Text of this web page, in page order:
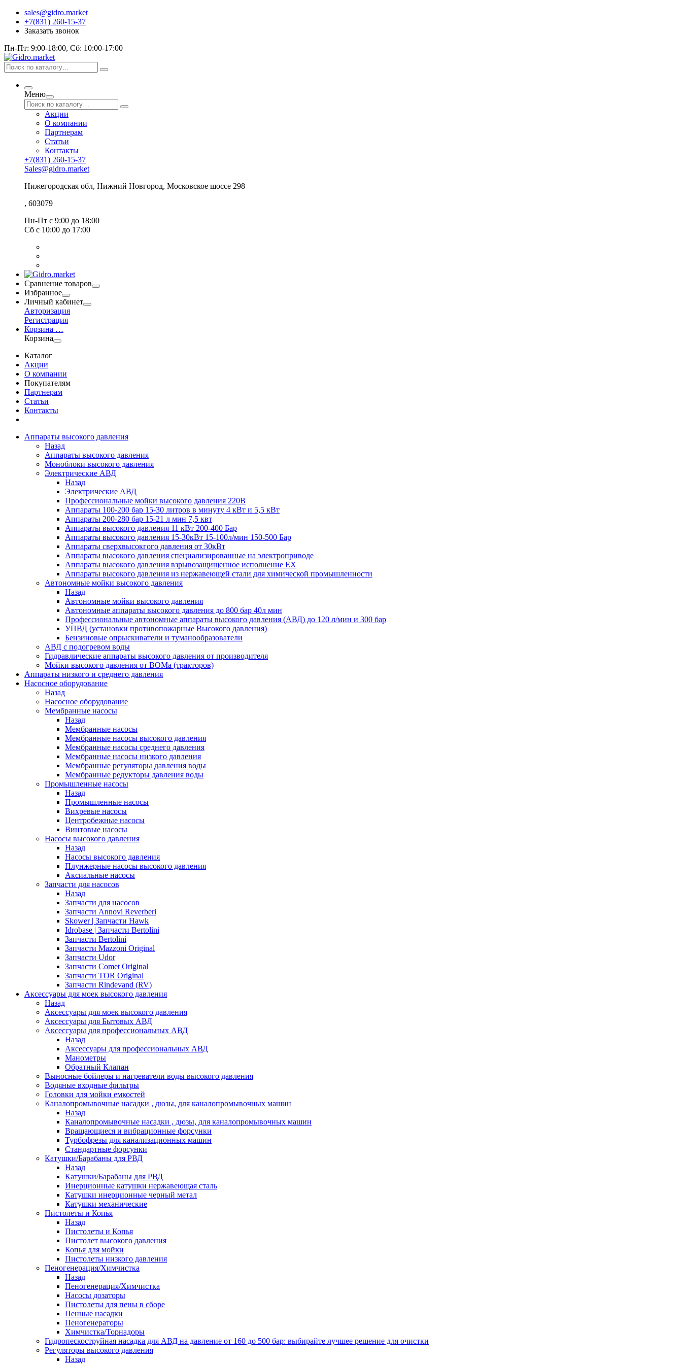
sales@gidro.market
+7(831) 260-15-37
Заказать звонок
Пн-Пт: 9:00-18:00, Сб: 10:00-17:00
Меню
Акции
О компании
Партнерам
Статьи
Контакты
+7(831) 260-15-37
Sales@gidro.market
Нижегородская обл, Нижний Новгород, Московское шоссе 298
, 603079
Пн-Пт с 9:00 до 18:00
Сб с 10:00 до 17:00
Сравнение товаров
Избранное
Личный кабинет
Авторизация
Регистрация
Корзина …
Корзина
Каталог
Акции
О компании
Покупателям
Партнерам
Статьи
Контакты
Аппараты высокого давления
Назад
Аппараты высокого давления
Моноблоки высокого давления
Электрические АВД
Назад
Электрические АВД
Профессиональные мойки высокого давления 220В
Аппараты 100-200 бар 15-30 литров в минуту 4 кВт и 5,5 кВт
Аппараты 200-280 бар 15-21 л мин 7,5 квт
Аппараты высокого давления 11 кВт 200-400 Бар
Аппараты высокого давления 15-30кВт 15-100л/мин 150-500 Бар
Аппараты сверхвысокгого давления от 30кВт
Аппараты высокого давления специализированные на электроприводе
Аппараты высокого давления взрывозащищенное исполнение EX
Аппараты высокого давления из нержавеющей стали для химической промышленности
Автономные мойки высокого давления
Назад
Автономные мойки высокого давления
Автономные аппараты высокого давления до 800 бар 40л мин
Профессиональные автономные аппараты высокого давления (АВД) до 120 л/мин и 300 бар
УПВД (установки противопожарные Высокого давления)
Бензиновые опрыскиватели и туманообразователи
АВД с подогревом воды
Гидравлические аппараты высокого давления от производителя
Мойки высокого давления от ВОМа (тракторов)
Аппараты низкого и среднего давления
Насосное оборудование
Назад
Насосное оборудование
Мембранные насосы
Назад
Мембранные насосы
Мембранные насосы высокого давления
Мембранные насосы среднего давления
Мембранные насосы низкого давления
Мембранные регуляторы давления воды
Мембранные редукторы давления воды
Промышленные насосы
Назад
Промышленные насосы
Вихревые насосы
Центробежные насосы
Винтовые насосы
Насосы высокого давления
Назад
Насосы высокого давления
Плунжерные насосы высокого давления
Аксиальные насосы
Запчасти для насосов
Назад
Запчасти для насосов
Запчасти Annovi Reverberi
Skower | Запчасти Hawk
Idrobase | Запчасти Bertolini
Запчасти Bertolini
Запчасти Mazzoni Original
Запчасти Udor
Запчасти Comet Original
Запчасти TOR Original
Запчасти Rindevand (RV)
Аксессуары для моек высокого давления
Назад
Аксессуары для моек высокого давления
Аксессуары для Бытовых АВД
Аксессуары для профессиональных АВД
Назад
Аксессуары для профессиональных АВД
Манометры
Обратный Клапан
Выносные бойлеры и нагреватели воды высокого давления
Водяные входные фильтры
Головки для мойки емкостей
Каналопромывочные насадки , дюзы, для каналопромывочных машин
Назад
Каналопромывочные насадки , дюзы, для каналопромывочных машин
Вращающиеся и вибрационные форсунки
Турбофрезы для канализационных машин
Стандартные форсунки
Катушки/Барабаны для РВД
Назад
Катушки/Барабаны для РВД
Инерционные катушки нержавеющая сталь
Катушки инерционные черный метал
Катушки механические
Пистолеты и Копья
Назад
Пистолеты и Копья
Пистолет высокого давления
Копья для мойки
Пистолеты низкого давления
Пеногенерация/Химчистка
Назад
Пеногенерация/Химчистка
Насосы дозаторы
Пистолеты для пены в сборе
Пенные насадки
Пеногенераторы
Химчистка/Торнадоры
Гидропескоструйная насадка для АВД на давление от 160 до 500 бар: выбирайте лучшее решение для очистки
Регуляторы высокого давления
Назад